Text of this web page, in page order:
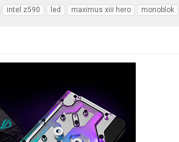
intel z590 led maximus xiii hero monoblok